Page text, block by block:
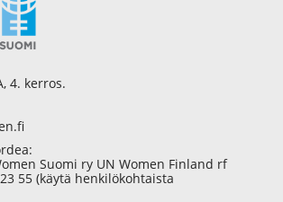
4. kerros.
Suomi ry UN Women Finland rf
55 (käytä henkilökohtaista